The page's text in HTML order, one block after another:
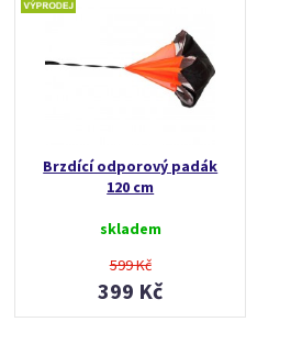
Brzdící odporový padák
120 cm
skladem
599 Kč
399 Kč